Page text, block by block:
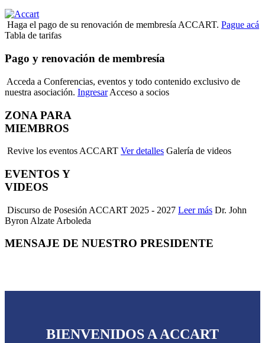
Haga el pago de su renovación de membresía ACCART. Pague acá
Tabla de tarifas
Pago y renovación de membresía
Acceda a Conferencias, eventos y todo contenido exclusivo de
nuestra asociación. Ingresar Acceso a socios
ZONA PARA
MIEMBROS
Revive los eventos ACCART Ver detalles Galería de videos
EVENTOS Y
VIDEOS
Discurso de Posesión ACCART 2025 - 2027 Leer más Dr. John
Byron Alzate Arboleda
MENSAJE DE NUESTRO PRESIDENTE
BIENVENIDOS A ACCART